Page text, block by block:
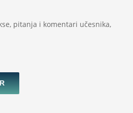
pitanja i komentari učesnika,